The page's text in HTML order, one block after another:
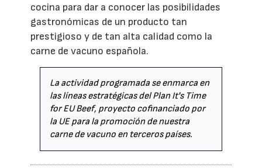
cocina para dar a conocer las posibilidades
gastronómicas de un producto tan
prestigioso y de tan alta calidad como la
carne de vacuno española.
La actividad programada se enmarca en
las líneas estratégicas del Plan It's Time
for EU Beef, proyecto cofinanciado por
la UE para la promoción de nuestra
carne de vacuno en terceros países.